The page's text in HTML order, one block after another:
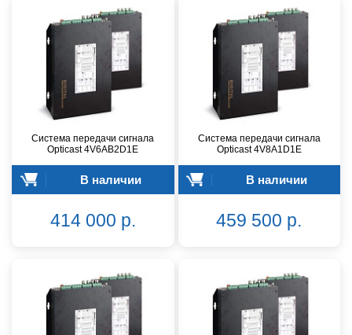
Система передачи сигнала
Opticast 4V6AB2D1E
В наличии
414 000 р.
Система передачи сигнала
Opticast 4V8A1D1E
В наличии
459 500 р.